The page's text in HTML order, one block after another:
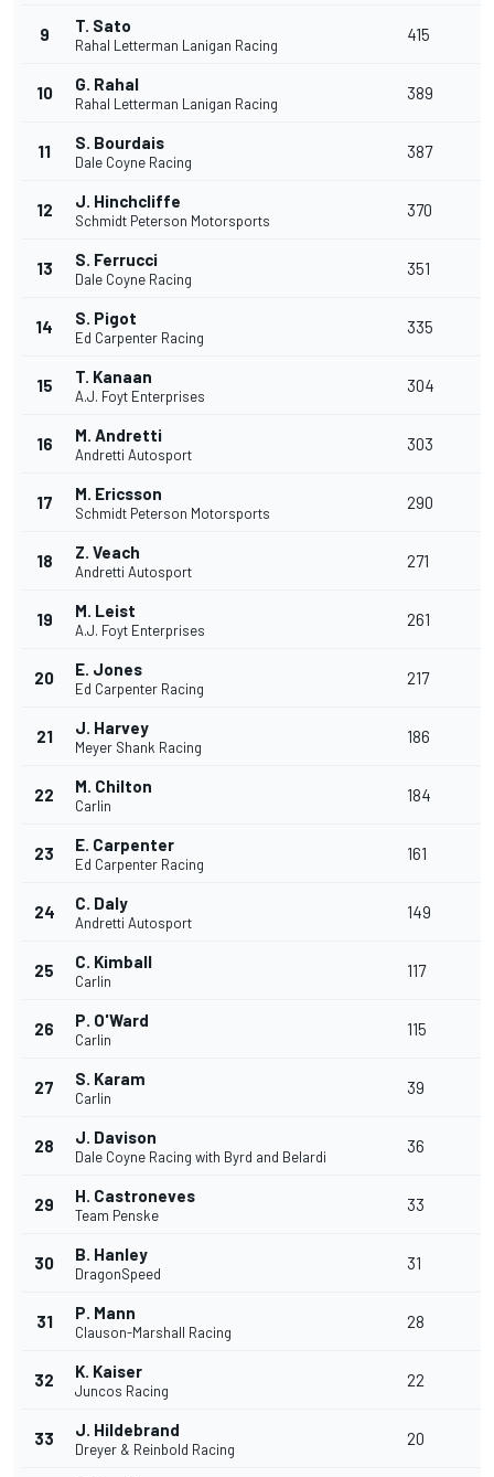
9 T. Sato
Rahal Letterman Lanigan Racing
415
10 G. Rahal
Rahal Letterman Lanigan Racing
389
11 S. Bourdais
Dale Coyne Racing
387
12 J. Hinchcliffe
Schmidt Peterson Motorsports
370
13 S. Ferrucci
Dale Coyne Racing
351
14 S. Pigot
Ed Carpenter Racing
335
15 T. Kanaan
A.J. Foyt Enterprises
304
16 M. Andretti
Andretti Autosport
303
17 M. Ericsson
Schmidt Peterson Motorsports
290
18 Z. Veach
Andretti Autosport
271
19 M. Leist
A.J. Foyt Enterprises
261
20 E. Jones
Ed Carpenter Racing
217
21 J. Harvey
Meyer Shank Racing
186
22 M. Chilton
Carlin
184
23 E. Carpenter
Ed Carpenter Racing
161
24 C. Daly
Andretti Autosport
149
25 C. Kimball
Carlin
117
26 P. O'Ward
Carlin
115
27 S. Karam
Carlin
39
28 J. Davison
Dale Coyne Racing with Byrd and Belardi
36
29 H. Castroneves
Team Penske
33
30 B. Hanley
DragonSpeed
31
31 P. Mann
Clauson-Marshall Racing
28
32 K. Kaiser
Juncos Racing
22
33 J. Hildebrand
Dreyer & Reinbold Racing
20